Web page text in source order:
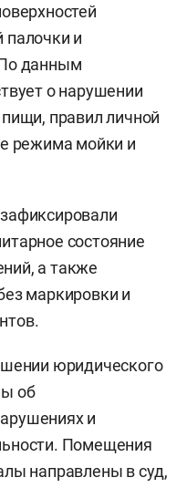
палочки и
данным
о нарушении
правил личной
режима мойки и
состояние
а также
маркировки и
юридического
об
и
Помещения
направлены в суд,